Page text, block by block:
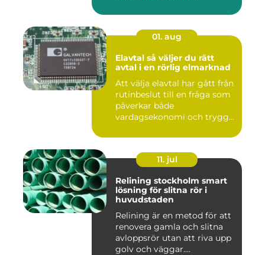
01. aug
Elavtal så väljer du rätt
avtal i en rörlig elmarknad
Att välja elavtal har gått från
rutinbeslut till en fråga som
påverkar både
vardagsekonomi och trygg...
11. jul
Relining stockholm smart
lösning för slitna rör i
huvudstaden
Relining är en metod för att
renovera gamla och slitna
avloppsrör utan att riva upp
golv och väggar....